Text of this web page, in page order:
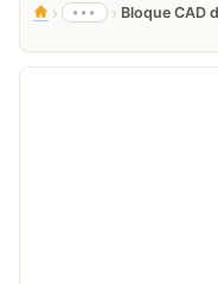
› ••• ›